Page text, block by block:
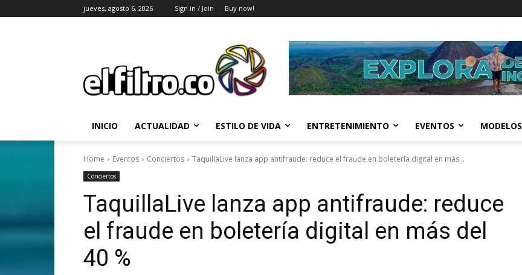
jueves, agosto 6, 2026 Sign in / Join Buy now!
INICIO ACTUALIDAD ESTILO DE VIDA ENTRETENIMIENTO EVENTOS MODELOS
Home Eventos Conciertos TaquillaLive lanza app antifraude: reduce el fraude en boletería digital en más...
Conciertos
TaquillaLive lanza app antifraude: reduce
el fraude en boletería digital en más del
40 %